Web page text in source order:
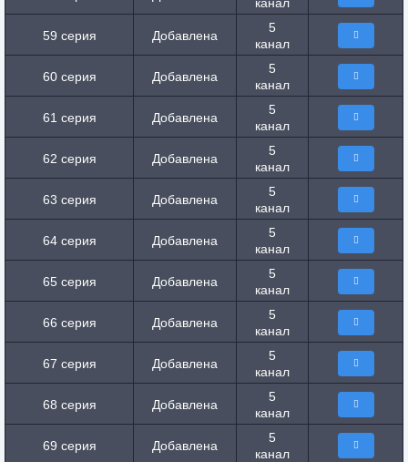
59 серия Добавлена
5
канал
60 серия Добавлена
5
канал
61 серия Добавлена
5
канал
62 серия Добавлена
5
канал
63 серия Добавлена
5
канал
64 серия Добавлена
5
канал
65 серия Добавлена
5
канал
66 серия Добавлена
5
канал
67 серия Добавлена
5
канал
68 серия Добавлена
5
канал
69 серия Добавлена
5
канал